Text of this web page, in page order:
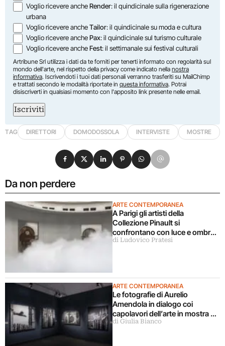
Voglio ricevere ancheRender: il quindicinale sulla rigenerazione
urbana
Voglio ricevere ancheTailor: il quindicinale su moda e cultura
Voglio ricevere anchePax: il quindicinale sul turismo culturale
Voglio ricevere ancheFest: il settimanale sui festival culturali
Artribune Srl utilizza i dati da te forniti per tenerti informato con regolarità sul
mondo dell'arte, nel rispetto della privacy come indicato nella nostra
informativa. Iscrivendoti i tuoi dati personali verranno trasferiti su MailChimp
e trattati secondo le modalità riportate in questa informativa. Potrai
disiscriverti in qualsiasi momento con l'apposito link presente nelle email.
Iscriviti
TAG DIRETTORI DOMODOSSOLA INTERVISTE MOSTRE
Da non perdere
ARTE CONTEMPORANEA
A Parigi gli artisti della
Collezione Pinault si
confrontano con luce e ombra
in una grande mostra
di Ludovico Pratesi
ARTE CONTEMPORANEA
Le fotografie di Aurelio
Amendola in dialogo coi
capolavori dell’arte in mostra a
Milano
di Giulia Bianco
Condividi su Facebook
Condividi su X
Condividi su LinkedIn
Condividi su Pinterest
Condividi su WhatsApp
Condividi su Email